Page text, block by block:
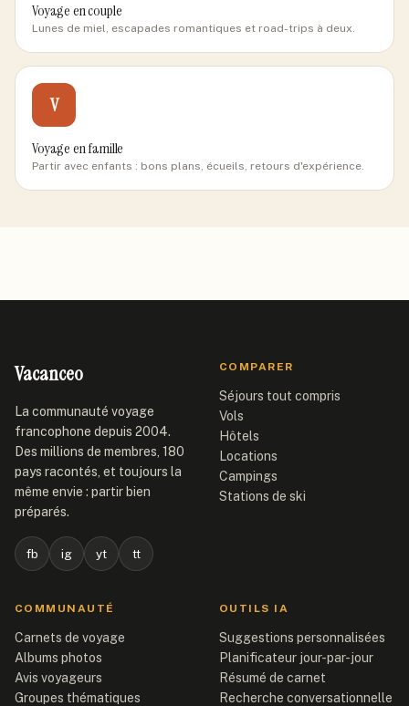
Voyage en couple
Lunes de miel, escapades romantiques et road-trips à deux.
V
Voyage en famille
Partir avec enfants : bons plans, écueils, retours d'expérience.
Vacanceo
La communauté voyage
francophone depuis 2004.
Des millions de membres, 180
pays racontés, et toujours la
même envie : partir bien
préparés.
fb ig yt tt
COMPARER
Séjours tout compris
Vols
Hôtels
Locations
Campings
Stations de ski
COMMUNAUTÉ
Carnets de voyage
Albums photos
Avis voyageurs
Groupes thématiques
OUTILS IA
Suggestions personnalisées
Planificateur jour-par-jour
Résumé de carnet
Recherche conversationnelle